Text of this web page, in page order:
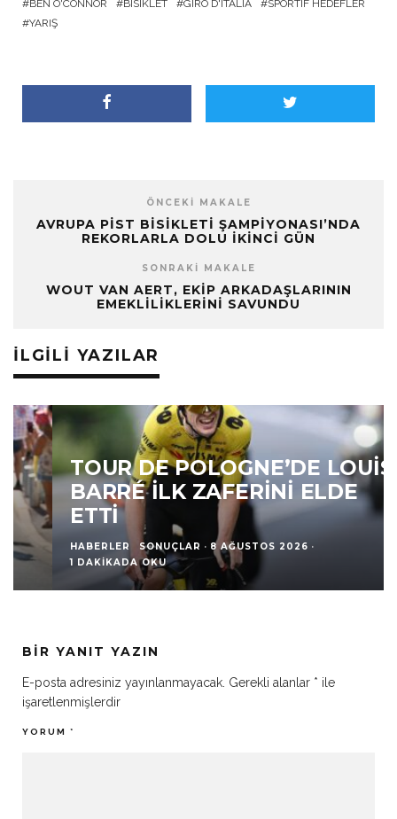
BEN O'CONNOR BISIKLET GIRO D'ITALIA
SPORTIF HEDEFLER
YARIŞ
ÖNCEKI MAKALE
AVRUPA PIST BISIKLETI ŞAMPIYONASI’NDA
REKORLARLA DOLU İKINCI GÜN
SONRAKI MAKALE
WOUT VAN AERT, EKIP ARKADAŞLARININ
EMEKLILIKLERINI SAVUNDU
İLGILI YAZILAR
TOUR DE POLOGNE’DE LOUIS
BARRÉ İLK ZAFERINI ELDE
ETTI
HABERLER SONUÇLAR · 8 AĞUSTOS 2026 ·
1 DAKIKADA OKU
BIR YANIT YAZIN
E-posta adresiniz yayınlanmayacak. Gerekli alanlar * ile
işaretlenmişlerdir
YORUM *